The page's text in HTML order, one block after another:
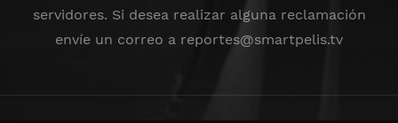
servidores. Si desea realizar alguna reclamación
envíe un correo a reportes@smartpelis.tv